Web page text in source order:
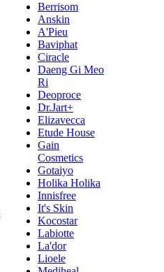
Berrisom
Anskin
A'Pieu
Baviphat
Ciracle
Daeng Gi Meo
Ri
Deoproce
Dr.Jart+
Elizavecca
Etude House
Gain
Cosmetics
Gotaiyo
Holika Holika
Innisfree
It's Skin
Kocostar
Labiotte
La'dor
Lioele